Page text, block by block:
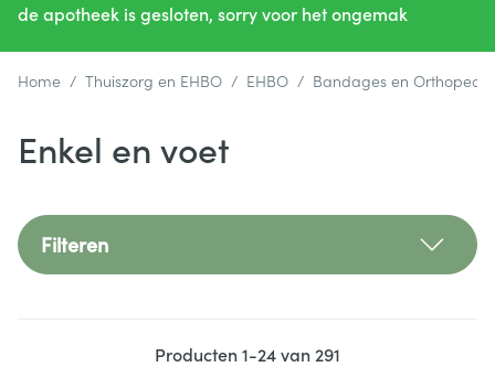
de apotheek is gesloten, sorry voor het ongemak
Home / Thuiszorg en EHBO / EHBO / Bandages en
Enkel en voet
Filteren
Producten1-24van 291